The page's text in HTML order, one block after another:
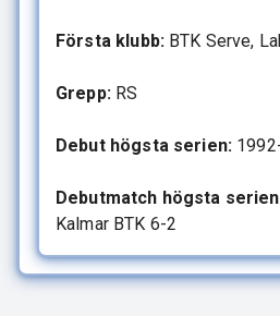
Första klubb:BTK Serve,
Grepp:RS
Debut högsta serien:
Debutmatch högsta
Kalmar BTK 6-2